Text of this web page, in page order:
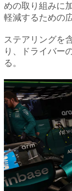
めの取り組みに
軽減するための
ステアリングを
り、ドライバー
る。